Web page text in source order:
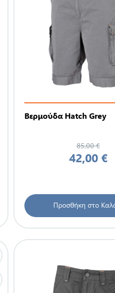
Βερμούδα Hatch Grey
85,00 €
42,00 €
Προσθήκη στο